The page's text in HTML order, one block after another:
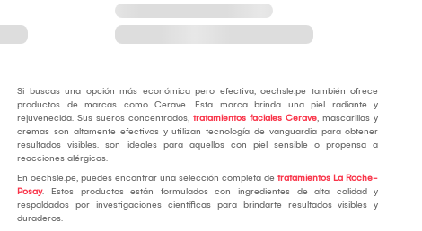
Si buscas una opción más económica pero efectiva, oechsle.pe también ofrece
productos de marcas como Cerave. Esta marca brinda una piel radiante y
rejuvenecida. Sus sueros concentrados,tratamientos faciales Cerave, mascarillas y
cremas son altamente efectivos y utilizan tecnología de vanguardia para obtener
resultados visibles. son ideales para aquellos con piel sensible o propensa a
reacciones alérgicas.
En oechsle.pe, puedes encontrar una selección completa detratamientos La Roche-
Posay. Estos productos están formulados con ingredientes de alta calidad y
respaldados por investigaciones científicas para brindarte resultados visibles y
duraderos.